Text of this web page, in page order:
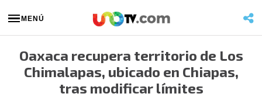
MENÚ
Oaxaca recupera territorio de Los
Chimalapas, ubicado en Chiapas,
tras modificar límites